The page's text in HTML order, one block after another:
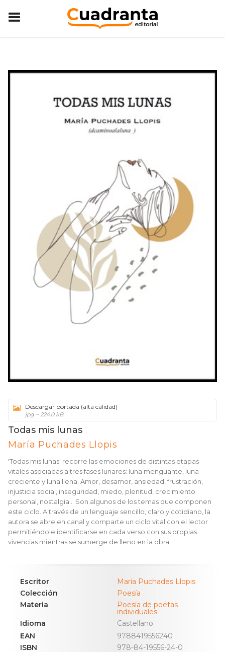
Descargar portada (alta calidad)
jpg ~ 224.0 kB
Todas mis lunas
María Puchades Llopis
'Todas mis lunas' recorre las emociones de distintas etapas
vitales asociadas a tres fases lunares: luna menguante, luna
creciente y luna llena. Amor, desamor, ansiedad, frustración,
injusticia social, inseguridad, miedo, plenitud, crecimiento
personal, nostalgia... Son algunos de los temas que componen
este ciclo. A través de un lenguaje sencillo, claro y cotidiano, la
autora se abre en canal y comparte un ciclo vital con el lector
permitiéndole identificarse en cada verso con sus propias
vivencias mientras se sumerge de lleno en la obra.
Escritor
María Puchades Llopis
Colección
Poesía
Materia
Poesía de poetas
individuales
Idioma
Castellano
EAN
9788419556240
ISBN
978-84-19556-24-0